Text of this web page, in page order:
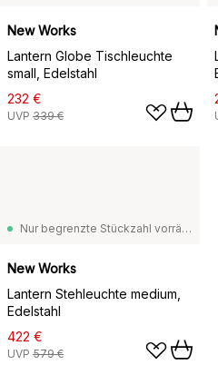
New Works
Lantern Globe Tischleuchte
small, Edelstahl
232 €
UVP 339 €
Nur begrenzte Stückzahl vorrätig
New Works
Lantern Stehleuchte medium,
Edelstahl
422 €
UVP 579 €